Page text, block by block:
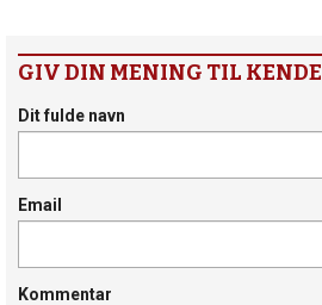
GIV DIN MENING TIL KENDE
Dit fulde navn
Email
Kommentar